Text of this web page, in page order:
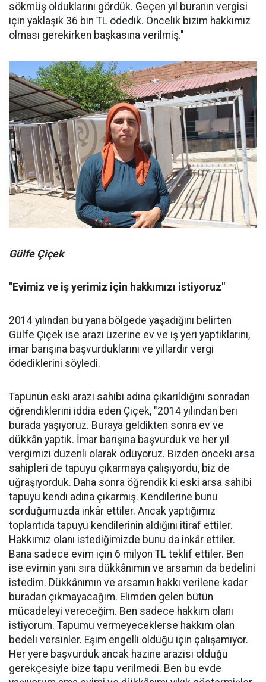
sökmüş olduklarını gördük. Geçen yıl buranın vergisi
için yaklaşık 36 bin TL ödedik. Öncelik bizim hakkımız
olması gerekirken başkasına verilmiş."
Gülfe Çiçek
"Evimiz ve iş yerimiz için hakkımızı istiyoruz"
2014 yılından bu yana bölgede yaşadığını belirten
Gülfe Çiçek ise arazi üzerine ev ve iş yeri yaptıklarını,
imar barışına başvurduklarını ve yıllardır vergi
ödediklerini söyledi.
Tapunun eski arazi sahibi adına çıkarıldığını sonradan
öğrendiklerini iddia eden Çiçek, "2014 yılından beri
burada yaşıyoruz. Buraya geldikten sonra ev ve
dükkân yaptık. İmar barışına başvurduk ve her yıl
vergimizi düzenli olarak ödüyoruz. Bizden önceki arsa
sahipleri de tapuyu çıkarmaya çalışıyordu, biz de
uğraşıyorduk. Daha sonra öğrendik ki eski arsa sahibi
tapuyu kendi adına çıkarmış. Kendilerine bunu
sorduğumuzda inkâr ettiler. Ancak yaptığımız
toplantıda tapuyu kendilerinin aldığını itiraf ettiler.
Hakkımız olanı istediğimizde bunu da inkâr ettiler.
Bana sadece evim için 6 milyon TL teklif ettiler. Ben
ise evimin yanı sıra dükkânımın ve arsamın da bedelini
istedim. Dükkânımın ve arsamın hakkı verilene kadar
buradan çıkmayacağım. Elimden gelen bütün
mücadeleyi vereceğim. Ben sadece hakkım olanı
istiyorum. Tapumu vermeyeceklerse hakkım olan
bedeli versinler. Eşim engelli olduğu için çalışamıyor.
Her yere başvurduk ancak hazine arazisi olduğu
gerekçesiyle bize tapu verilmedi. Ben bu evde